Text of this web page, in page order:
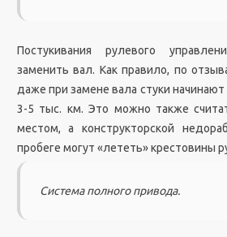
Постукивания рулевого
заменить вал. Как правило, по
даже при замене вала стуки
3-5 тыс. км. Это можно также
местом, а конструкторской
пробеге могут «лететь» крестовины
Система полного привода.